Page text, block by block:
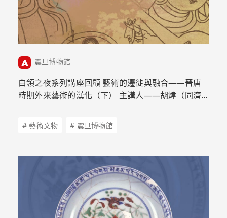
震旦博物館
白領之夜系列講座回顧 藝術的遷徙與融合——晉唐
時期外來藝術的漢化（下） 主講人——胡煒（同濟
# 藝術文物 # 震旦博物館